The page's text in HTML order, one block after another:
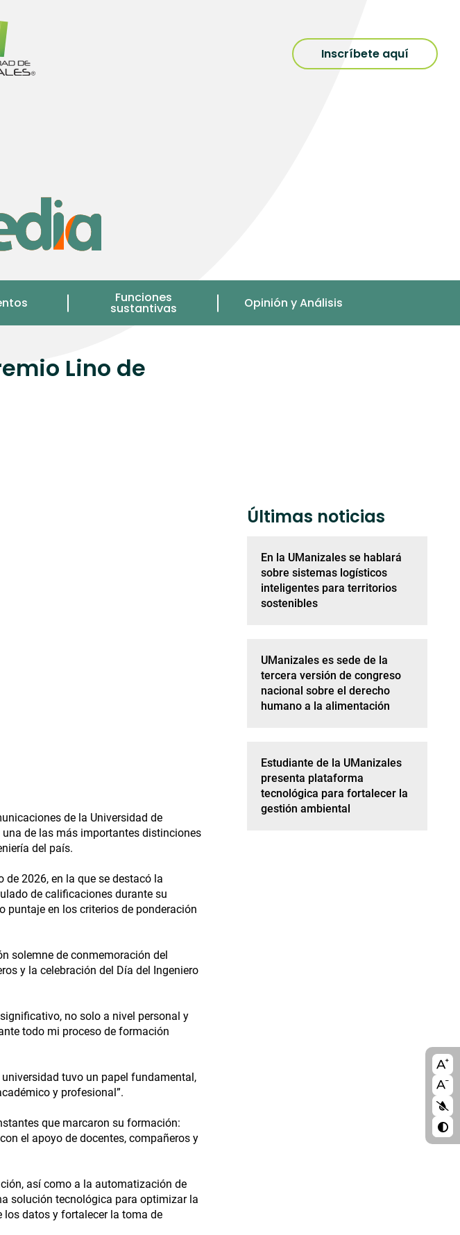
Inscríbete aquí
Funciones
sustantivas Opinión y Análisis
Lino de
de la Universidad de
de las más importantes distinciones
del país.
2026, en la que se destacó la
de calificaciones durante su
puntaje en los criterios de ponderación
solemne de conmemoración del
y la celebración del Día del Ingeniero
no solo a nivel personal y
todo mi proceso de formación
tuvo un papel fundamental,
y profesional”.
que marcaron su formación:
el apoyo de docentes, compañeros y
así como a la automatización de
solución tecnológica para optimizar la
los datos y fortalecer la toma de
Últimas noticias
En la UManizales se hablará
sobre sistemas logísticos
inteligentes para territorios
sostenibles
UManizales es sede de la
tercera versión de congreso
nacional sobre el derecho
humano a la alimentación
Estudiante de la UManizales
presenta plataforma
tecnológica para fortalecer la
gestión ambiental